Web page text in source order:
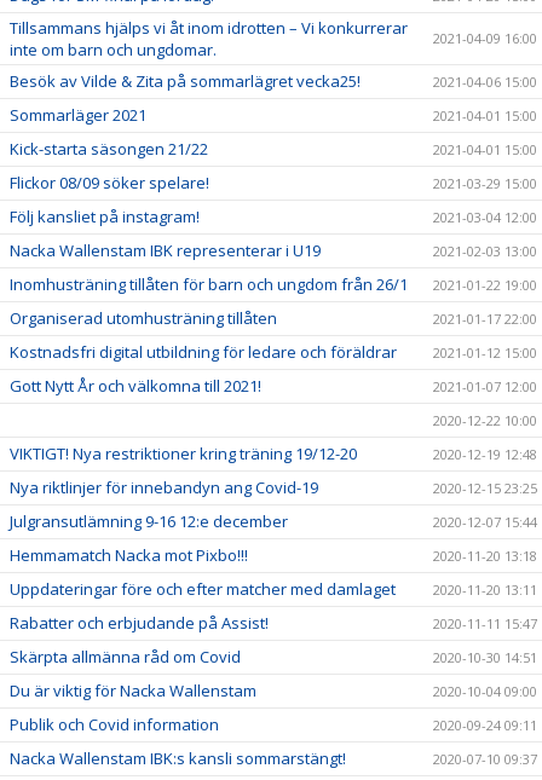
Tillsammans hjälps vi åt inom idrotten – Vi konkurrerar
inte om barn och ungdomar.
2021-04-09 16:00
Besök av Vilde & Zita på sommarlägret vecka25! 2021-04-06 15:00
Sommarläger 2021 2021-04-01 15:00
Kick-starta säsongen 21/22 2021-04-01 15:00
Flickor 08/09 söker spelare! 2021-03-29 15:00
Följ kansliet på instagram! 2021-03-04 12:00
Nacka Wallenstam IBK representerar i U19 2021-02-03 13:00
Inomhusträning tillåten för barn och ungdom från 26/1 2021-01-22 19:00
Organiserad utomhusträning tillåten 2021-01-17 22:00
Kostnadsfri digital utbildning för ledare och föräldrar 2021-01-12 15:00
Gott Nytt År och välkomna till 2021!
2021-01-07 12:00
2020-12-22 10:00
VIKTIGT! Nya restriktioner kring träning 19/12-20 2020-12-19 12:48
Nya riktlinjer för innebandyn ang Covid-19 2020-12-15 23:25
Julgransutlämning 9-16 12:e december 2020-12-07 15:44
Hemmamatch Nacka mot Pixbo!!! 2020-11-20 13:18
Uppdateringar före och efter matcher med damlaget 2020-11-20 13:11
Rabatter och erbjudande på Assist! 2020-11-11 15:47
Skärpta allmänna råd om Covid 2020-10-30 14:51
Du är viktig för Nacka Wallenstam 2020-10-04 09:00
Publik och Covid information 2020-09-24 09:11
Nacka Wallenstam IBK:s kansli sommarstängt! 2020-07-10 09:37